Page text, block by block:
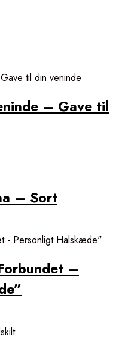
– Gave til
– Sort
–